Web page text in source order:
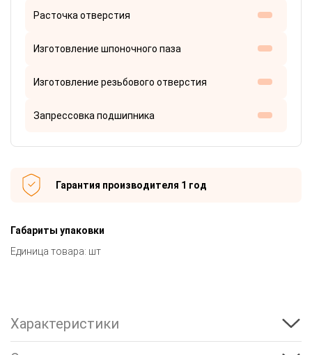
Расточка отверстия
Изготовление шпоночного паза
Изготовление резьбового отверстия
Запрессовка подшипника
Гарантия производителя 1 год
Габариты упаковки
Единица товара: шт
Характеристики